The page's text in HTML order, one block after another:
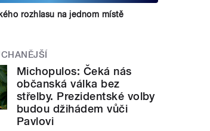
rozhlasu na jednom místě
Michopulos: Čeká nás
občanská válka bez
střelby. Prezidentské volby
budou džihádem vůči
Pavlovi